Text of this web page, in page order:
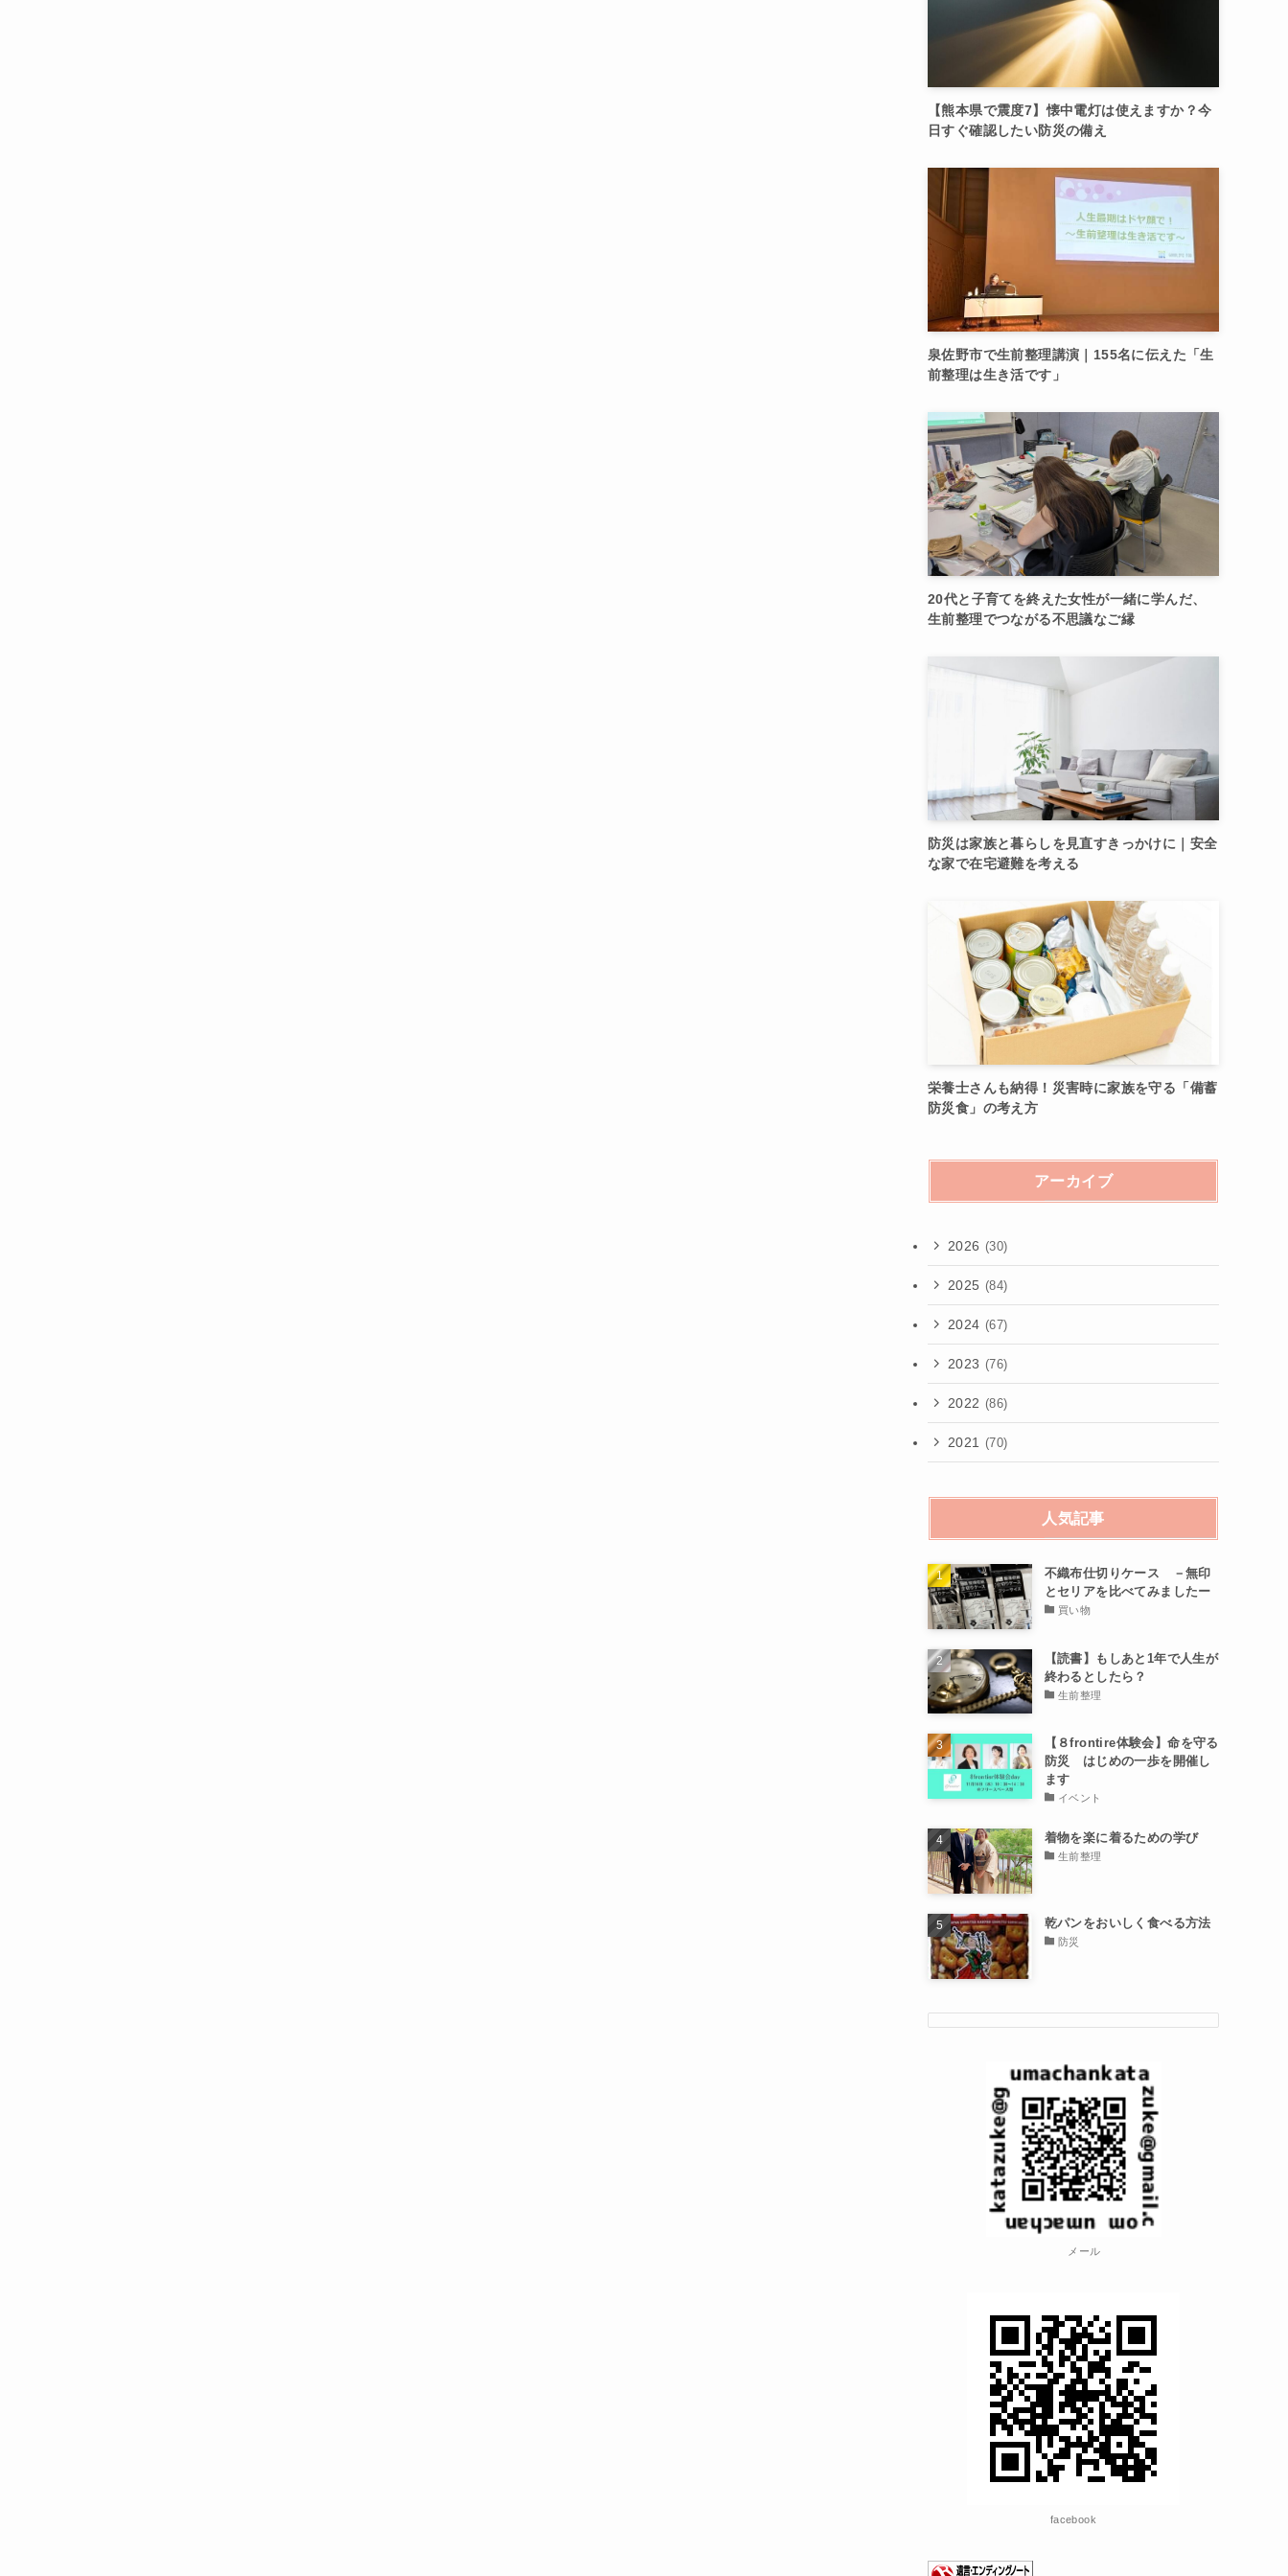
【熊本県で震度7】懐中電灯は使えますか？今
日すぐ確認したい防災の備え
泉佐野市で生前整理講演｜155名に伝えた「生
前整理は生き活です」
20代と子育てを終えた女性が一緒に学んだ、
生前整理でつながる不思議なご縁
防災は家族と暮らしを見直すきっかけに｜安全
な家で在宅避難を考える
栄養士さんも納得！災害時に家族を守る「備蓄
防災食」の考え方
アーカイブ
2026 (30)
2025 (84)
2024 (67)
2023 (76)
2022 (86)
2021 (70)
人気記事
不織布仕切りケース －無印
とセリアを比べてみましたー
買い物
【読書】もしあと1年で人生が
終わるとしたら？
生前整理
【８frontire体験会】命を守る
防災 はじめの一歩を開催し
ます
イベント
着物を楽に着るための学び
生前整理
乾パンをおいしく食べる方法
防災
メール
facebook